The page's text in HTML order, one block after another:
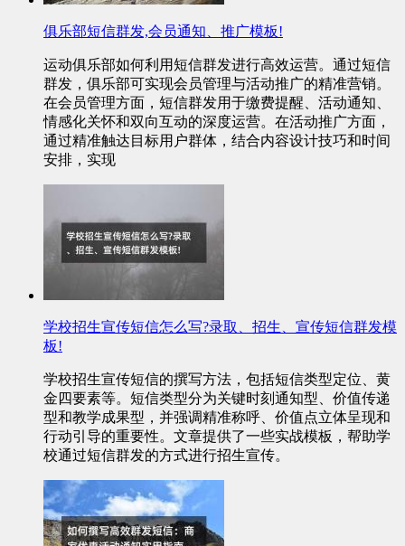
俱乐部短信群发,会员通知、推广模板!
运动俱乐部如何利用短信群发进行高效运营。通过短信
群发，俱乐部可实现会员管理与活动推广的精准营销。
在会员管理方面，短信群发用于缴费提醒、活动通知、
情感化关怀和双向互动的深度运营。在活动推广方面，
通过精准触达目标用户群体，结合内容设计技巧和时间
安排，实现
学校招生宣传短信怎么写?录取、招生、宣传短信群发模
板!
学校招生宣传短信的撰写方法，包括短信类型定位、黄
金四要素等。短信类型分为关键时刻通知型、价值传递
型和教学成果型，并强调精准称呼、价值点立体呈现和
行动引导的重要性。文章提供了一些实战模板，帮助学
校通过短信群发的方式进行招生宣传。